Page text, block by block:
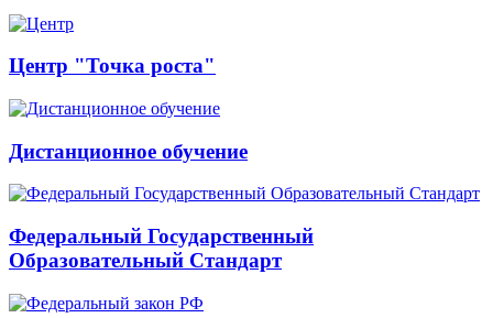
Центр "Точка роста"
Дистанционное обучение
Федеральный Государственный
Образовательный Стандарт